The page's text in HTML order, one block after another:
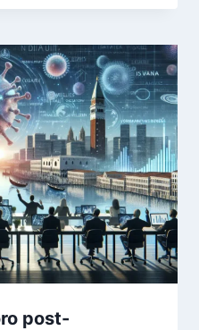
post-